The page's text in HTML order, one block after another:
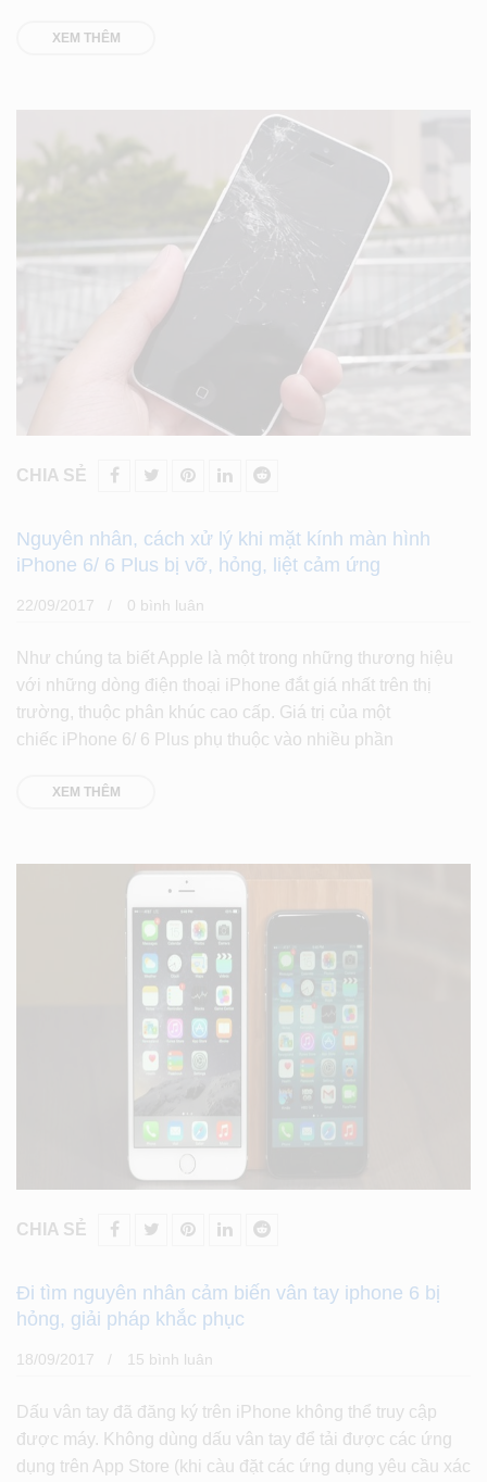
XEM THÊM
CHIA SẺ
Nguyên nhân, cách xử lý khi mặt kính màn hình
iPhone 6/ 6 Plus bị vỡ, hỏng, liệt cảm ứng
22/09/2017 0 bình luân
Như chúng ta biết Apple là một trong những thương hiệu
với những dòng điện thoại iPhone đắt giá nhất trên thị
trường, thuộc phân khúc cao cấp. Giá trị của một
chiếc iPhone 6/ 6 Plus phụ thuộc vào nhiều phần
XEM THÊM
CHIA SẺ
Đi tìm nguyên nhân cảm biến vân tay iphone 6 bị
hỏng, giải pháp khắc phục
18/09/2017 15 bình luân
Dấu vân tay đã đăng ký trên iPhone không thể truy cập
được máy. Không dùng dấu vân tay để tải được các ứng
dụng trên App Store (khi càu đặt các ứng dụng yêu cầu xác